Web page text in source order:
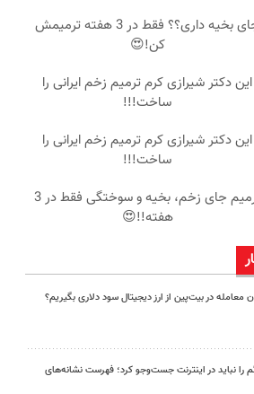
جای بخیه داری؟؟ فقط در 3 هفته ترمیمش
کن!😍
این دکتر شیرازی کرم ترمیم زخم ایرانی را
ساخت!!!
این دکتر شیرازی کرم ترمیم زخم ایرانی را
ساخت!!!
ترمیم جای زخم، بخیه و سوختگی فقط در 3
هفته!!😍
معامله در بیت‌پین از ارز دیجیتال سود دلاری بگیریم؟
را نباید در اینترنت جست‌وجو کرد؛ فهرست نشانه‌های